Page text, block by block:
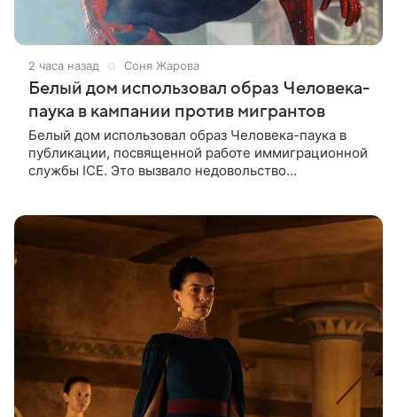
2 часа назад Соня Жарова
Белый дом использовал образ Человека-
паука в кампании против мигрантов
Белый дом использовал образ Человека-паука в
публикации, посвященной работе иммиграционной
службы ICE. Это вызвало недовольство